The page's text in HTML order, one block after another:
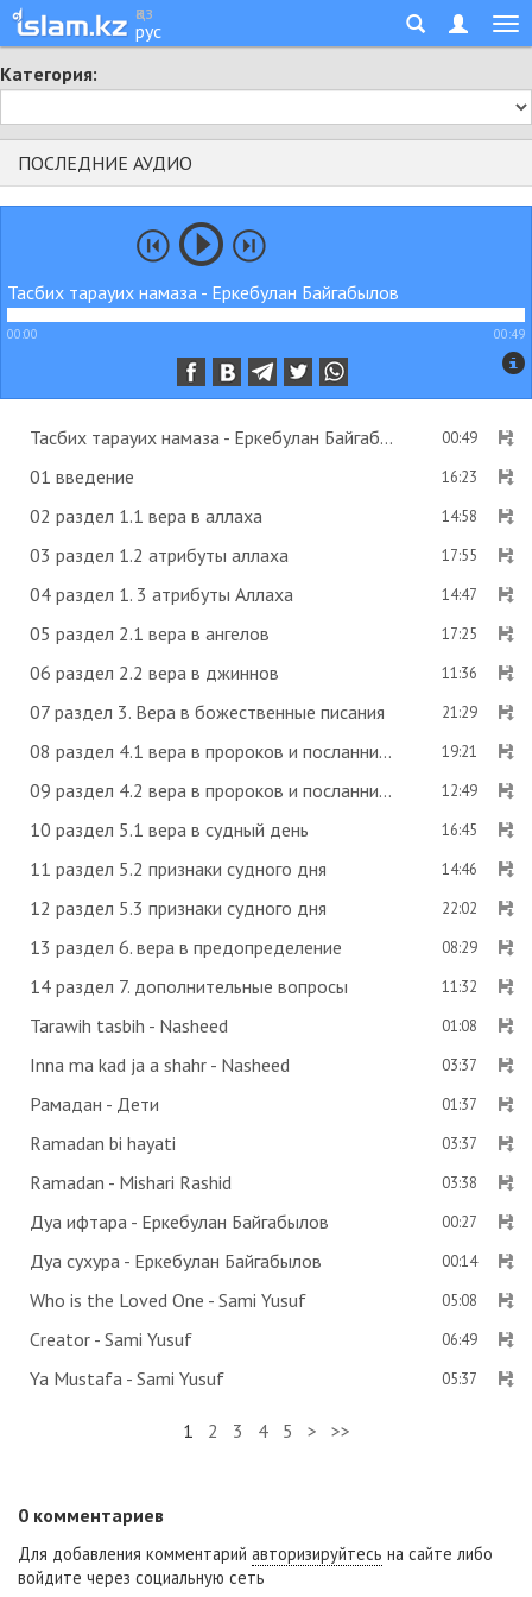
қаз
рус
Категория:
ПОСЛЕДНИЕ АУДИО
Тасбих тарауих намаза - Еркебулан Байгабылов
00:00 00:49
Тасбих тарауих намаза - Еркебулан Байгабылов 00:49
01 введение 16:23
02 раздел 1.1 вера в аллаха 14:58
03 раздел 1.2 атрибуты аллаха 17:55
04 раздел 1. 3 атрибуты Аллаха 14:47
05 раздел 2.1 вера в ангелов 17:25
06 раздел 2.2 вера в джиннов 11:36
07 раздел 3. Вера в божественные писания 21:29
08 раздел 4.1 вера в пророков и посланников 19:21
09 раздел 4.2 вера в пророков и посланников 12:49
10 раздел 5.1 вера в судный день 16:45
11 раздел 5.2 признаки судного дня 14:46
12 раздел 5.3 признаки судного дня 22:02
13 раздел 6. вера в предопределение 08:29
14 раздел 7. дополнительные вопросы 11:32
Tarawih tasbih - Nasheed 01:08
Inna ma kad ja a shahr - Nasheed 03:37
Рамадан - Дети 01:37
Ramadan bi hayati 03:37
Ramadan - Mishari Rashid 03:38
Дуа ифтара - Еркебулан Байгабылов 00:27
Дуа сухура - Еркебулан Байгабылов 00:14
Who is the Loved One - Sami Yusuf 05:08
Creator - Sami Yusuf 06:49
Ya Mustafa - Sami Yusuf 05:37
1 2 3 4 5 > >>
0 комментариев
Для добавления комментарий авторизируйтесь на сайте либо
войдите через социальную сеть